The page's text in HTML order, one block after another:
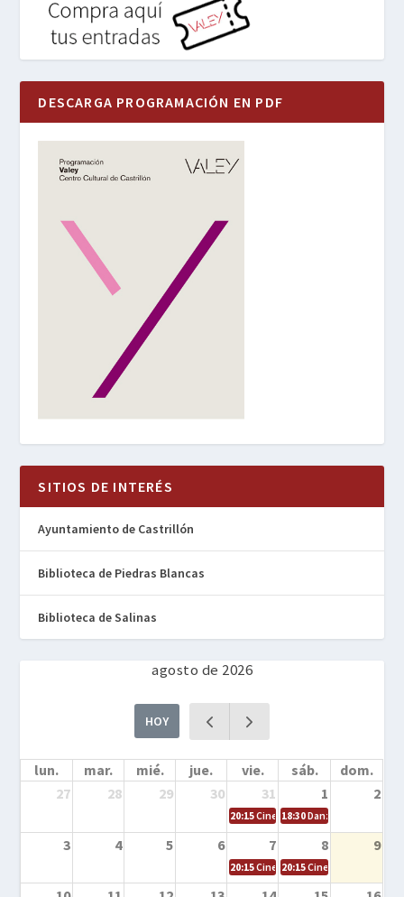
DESCARGA PROGRAMACIÓN EN PDF
SITIOS DE INTERÉS
Ayuntamiento de Castrillón
Biblioteca de Piedras Blancas
Biblioteca de Salinas
agosto de 2026
HOY
lun. mar. mié. jue. vie. sáb.
dom.
27
28 29 30 31 1 2
20:15Cine en la calle – Cómo
18:30Danza – Cita en el
3 4 5 6 7 8 9
20:15Cine en la calle – El niño y la
20:15Cine en la calle –